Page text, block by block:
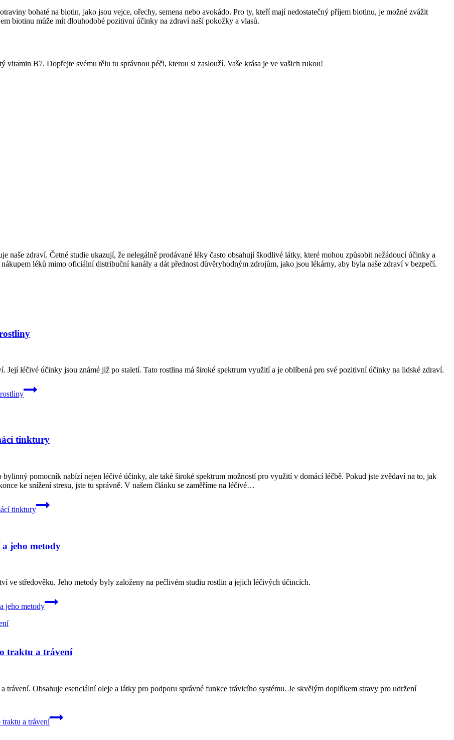
bohaté na biotin, jako jsou vejce, ořechy, semena nebo avokádo. Pro ty, kteří mají nedostatečný příjem biotinu, je možné zvážit
biotinu může mít dlouhodobé pozitivní účinky na zdraví naší pokožky a vlasů.
vitamin B7. Dopřejte svému tělu tu správnou péči, kterou si zaslouží. Vaše krása je ve vašich rukou!
naše zdraví. Četné studie ukazují, že nelegálně prodávané léky často obsahují škodlivé látky, které mohou způsobit nežádoucí účinky a
léků mimo oficiální distribuční kanály a dát přednost důvěryhodným zdrojům, jako jsou lékárny, aby byla naše zdraví v bezpečí.
Její léčivé účinky jsou známé již po staletí. Tato rostlina má široké spektrum využití a je oblíbená pro své pozitivní účinky na lidské zdraví.
tinktury
pomocník nabízí nejen ⁢léčivé účinky, ale⁤ také široké spektrum možností pro využití v domácí‍ léčbě. Pokud jste ⁢zvědaví na⁢ to, jak
ke snížení ​stresu, jste tu správně. V‌ našem článku‍ se zaměříme na léčivé…
tinktury
jeho metody
ve středověku. Jeho metody byly založeny na pečlivém studiu rostlin a jejich léčivých účincích.
jeho metody
traktu a trávení
Obsahuje esenciální oleje a látky pro podporu správné funkce trávicího systému. Je skvělým doplňkem stravy pro udržení
a trávení